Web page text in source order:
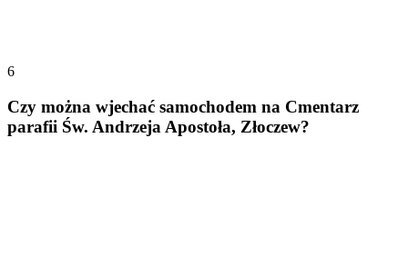
6
Czy można wjechać samochodem na Cmentarz
parafii Św. Andrzeja Apostoła, Złoczew?